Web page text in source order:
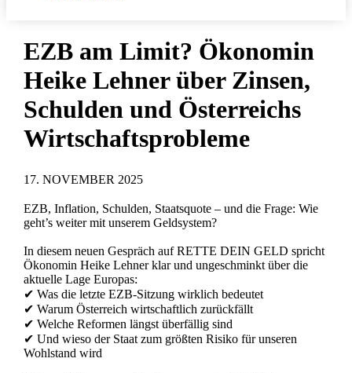
EZB am Limit? Ökonomin
Heike Lehner über Zinsen,
Schulden und Österreichs
Wirtschaftsprobleme
17. NOVEMBER 2025
EZB, Inflation, Schulden, Staatsquote – und die Frage: Wie
geht’s weiter mit unserem Geldsystem?
In diesem neuen Gespräch auf RETTE DEIN GELD spricht
Ökonomin Heike Lehner klar und ungeschminkt über die
aktuelle Lage Europas:
✔ Was die letzte EZB-Sitzung wirklich bedeutet
✔ Warum Österreich wirtschaftlich zurückfällt
✔ Welche Reformen längst überfällig sind
✔ Und wieso der Staat zum größten Risiko für unseren
Wohlstand wird